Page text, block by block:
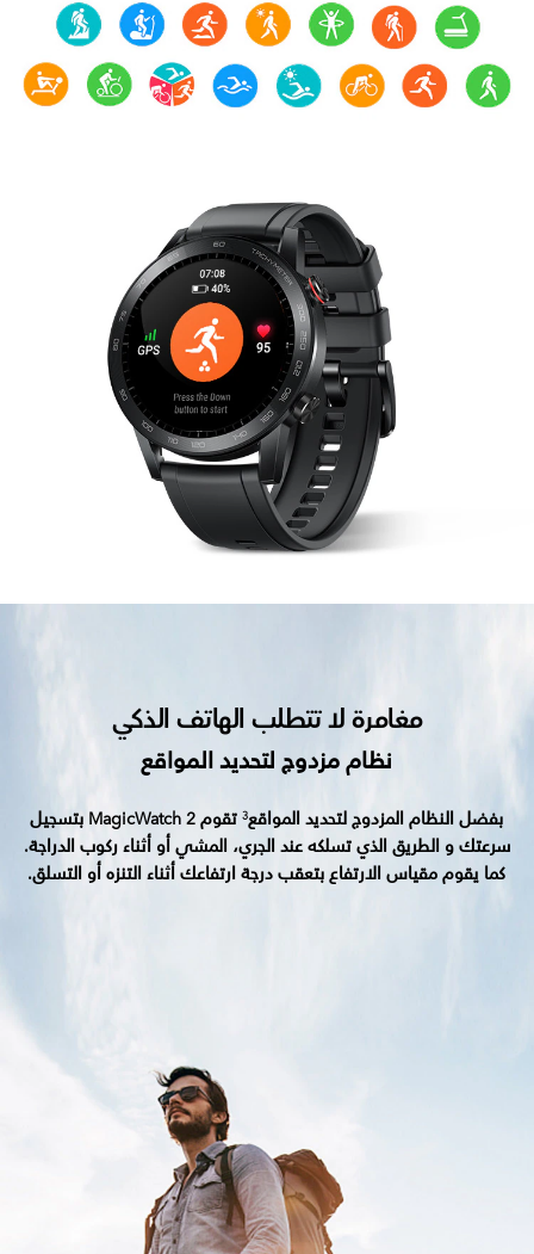
مغامرة لا تتطلب الهاتف الذكي
نظام مزدوج لتحديد المواقع
بفضل النظام المزدوج لتحديد المواقع3
تقوم MagicWatch 2 بتسجيل
سرعتك و الطريق الذي تسلكه عند الجري، المشي أو أثناء ركوب الدراجة.
كما يقوم مقياس الارتفاع بتعقب درجة ارتفاعك أثناء التنزه أو التسلق.